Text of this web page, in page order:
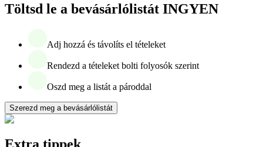
Töltsd le a bevásárlólistát INGYEN
Adj hozzá és távolíts el tételeket
Rendezd a tételeket bolti folyosók szerint
Oszd meg a listát a pároddal
Szerezd meg a bevásárlólistát
Extra tippek